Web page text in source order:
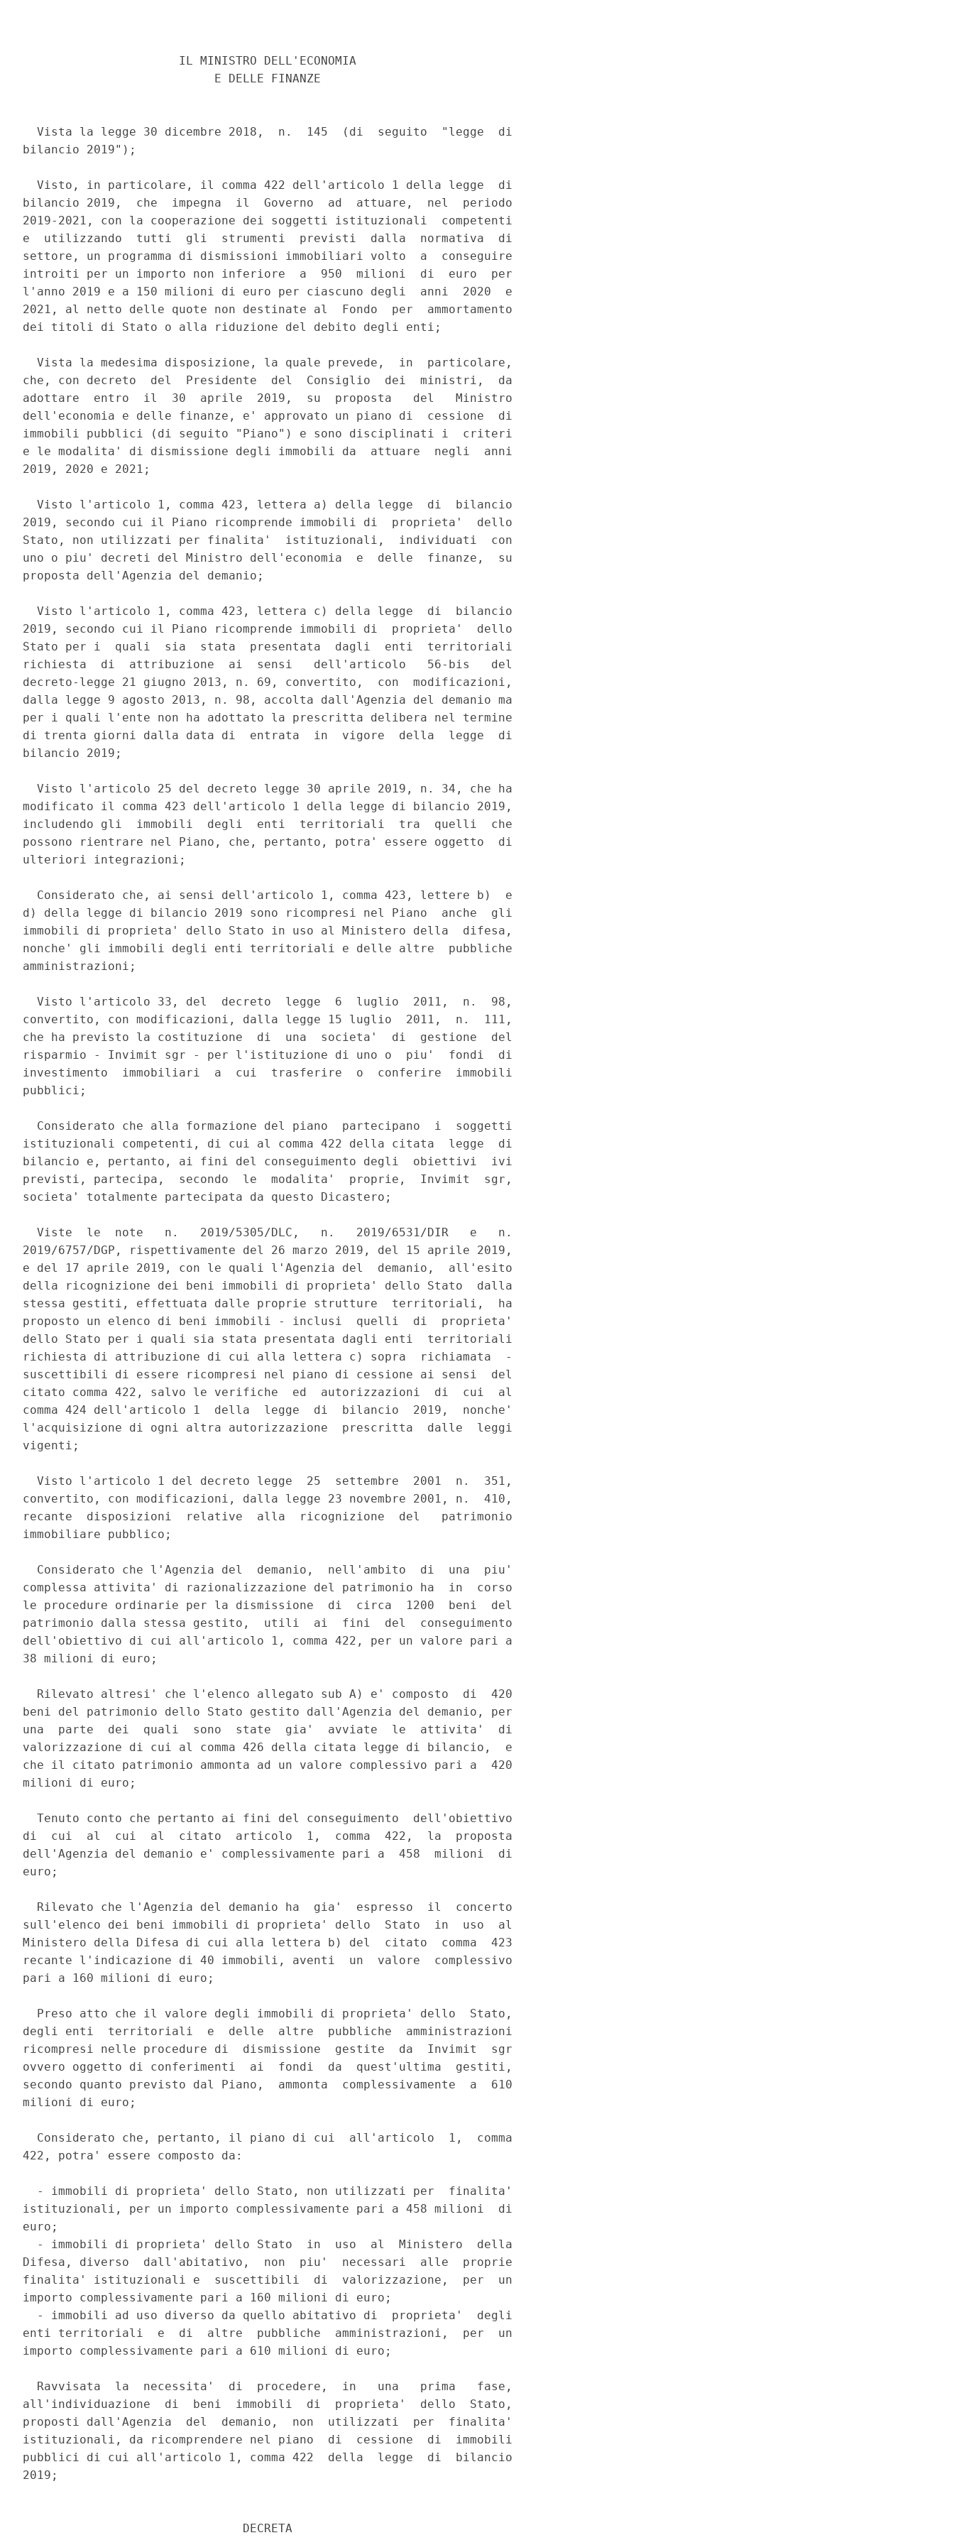
                      IL MINISTRO DELL'ECONOMIA
                           E DELLE FINANZE
  Vista la legge 30 dicembre 2018,  n.  145  (di  seguito  "legge  di
bilancio 2019");
  Visto, in particolare, il comma 422 dell'articolo 1 della legge  di
bilancio 2019,  che  impegna  il  Governo  ad  attuare,  nel  periodo
2019-2021, con la cooperazione dei soggetti istituzionali  competenti
e  utilizzando  tutti  gli  strumenti  previsti  dalla  normativa  di
settore, un programma di dismissioni immobiliari volto  a  conseguire
introiti per un importo non inferiore  a  950  milioni  di  euro  per
l'anno 2019 e a 150 milioni di euro per ciascuno degli  anni  2020  e
2021, al netto delle quote non destinate al  Fondo  per  ammortamento
dei titoli di Stato o alla riduzione del debito degli enti;
  Vista la medesima disposizione, la quale prevede,  in  particolare,
che, con decreto  del  Presidente  del  Consiglio  dei  ministri,  da
adottare  entro  il  30  aprile  2019,  su  proposta   del   Ministro
dell'economia e delle finanze, e' approvato un piano di  cessione  di
immobili pubblici (di seguito "Piano") e sono disciplinati i  criteri
e le modalita' di dismissione degli immobili da  attuare  negli  anni
2019, 2020 e 2021;
  Visto l'articolo 1, comma 423, lettera a) della legge  di  bilancio
2019, secondo cui il Piano ricomprende immobili di  proprieta'  dello
Stato, non utilizzati per finalita'  istituzionali,  individuati  con
uno o piu' decreti del Ministro dell'economia  e  delle  finanze,  su
proposta dell'Agenzia del demanio;
  Visto l'articolo 1, comma 423, lettera c) della legge  di  bilancio
2019, secondo cui il Piano ricomprende immobili di  proprieta'  dello
Stato per i  quali  sia  stata  presentata  dagli  enti  territoriali
richiesta  di  attribuzione  ai  sensi   dell'articolo   56-bis   del
decreto-legge 21 giugno 2013, n. 69, convertito,  con  modificazioni,
dalla legge 9 agosto 2013, n. 98, accolta dall'Agenzia del demanio ma
per i quali l'ente non ha adottato la prescritta delibera nel termine
di trenta giorni dalla data di  entrata  in  vigore  della  legge  di
bilancio 2019;
  Visto l'articolo 25 del decreto legge 30 aprile 2019, n. 34, che ha
modificato il comma 423 dell'articolo 1 della legge di bilancio 2019,
includendo gli  immobili  degli  enti  territoriali  tra  quelli  che
possono rientrare nel Piano, che, pertanto, potra' essere oggetto  di
ulteriori integrazioni;
  Considerato che, ai sensi dell'articolo 1, comma 423, lettere b)  e
d) della legge di bilancio 2019 sono ricompresi nel Piano  anche  gli
immobili di proprieta' dello Stato in uso al Ministero della  difesa,
nonche' gli immobili degli enti territoriali e delle altre  pubbliche
amministrazioni;
  Visto l'articolo 33, del  decreto  legge  6  luglio  2011,  n.  98,
convertito, con modificazioni, dalla legge 15 luglio  2011,  n.  111,
che ha previsto la costituzione  di  una  societa'  di  gestione  del
risparmio - Invimit sgr - per l'istituzione di uno o  piu'  fondi  di
investimento  immobiliari  a  cui  trasferire  o  conferire  immobili
pubblici;
  Considerato che alla formazione del piano  partecipano  i  soggetti
istituzionali competenti, di cui al comma 422 della citata  legge  di
bilancio e, pertanto, ai fini del conseguimento degli  obiettivi  ivi
previsti, partecipa,  secondo  le  modalita'  proprie,  Invimit  sgr,
societa' totalmente partecipata da questo Dicastero;
  Viste  le  note   n.   2019/5305/DLC,   n.   2019/6531/DIR   e   n.
2019/6757/DGP, rispettivamente del 26 marzo 2019, del 15 aprile 2019,
e del 17 aprile 2019, con le quali l'Agenzia del  demanio,  all'esito
della ricognizione dei beni immobili di proprieta' dello Stato  dalla
stessa gestiti, effettuata dalle proprie strutture  territoriali,  ha
proposto un elenco di beni immobili - inclusi  quelli  di  proprieta'
dello Stato per i quali sia stata presentata dagli enti  territoriali
richiesta di attribuzione di cui alla lettera c) sopra  richiamata  -
suscettibili di essere ricompresi nel piano di cessione ai sensi  del
citato comma 422, salvo le verifiche  ed  autorizzazioni  di  cui  al
comma 424 dell'articolo 1  della  legge  di  bilancio  2019,  nonche'
l'acquisizione di ogni altra autorizzazione  prescritta  dalle  leggi
vigenti;
  Visto l'articolo 1 del decreto legge  25  settembre  2001  n.  351,
convertito, con modificazioni, dalla legge 23 novembre 2001, n.  410,
recante  disposizioni  relative  alla  ricognizione  del   patrimonio
immobiliare pubblico;
  Considerato che l'Agenzia del  demanio,  nell'ambito  di  una  piu'
complessa attivita' di razionalizzazione del patrimonio ha  in  corso
le procedure ordinarie per la dismissione  di  circa  1200  beni  del
patrimonio dalla stessa gestito,  utili  ai  fini  del  conseguimento
dell'obiettivo di cui all'articolo 1, comma 422, per un valore pari a
38 milioni di euro;
  Rilevato altresi' che l'elenco allegato sub A) e' composto  di  420
beni del patrimonio dello Stato gestito dall'Agenzia del demanio, per
una  parte  dei  quali  sono  state  gia'  avviate  le  attivita'  di
valorizzazione di cui al comma 426 della citata legge di bilancio,  e
che il citato patrimonio ammonta ad un valore complessivo pari a  420
milioni di euro;
  Tenuto conto che pertanto ai fini del conseguimento  dell'obiettivo
di  cui  al  cui  al  citato  articolo  1,  comma  422,  la  proposta
dell'Agenzia del demanio e' complessivamente pari a  458  milioni  di
euro;
  Rilevato che l'Agenzia del demanio ha  gia'  espresso  il  concerto
sull'elenco dei beni immobili di proprieta' dello  Stato  in  uso  al
Ministero della Difesa di cui alla lettera b) del  citato  comma  423
recante l'indicazione di 40 immobili, aventi  un  valore  complessivo
pari a 160 milioni di euro;
  Preso atto che il valore degli immobili di proprieta' dello  Stato,
degli enti  territoriali  e  delle  altre  pubbliche  amministrazioni
ricompresi nelle procedure di  dismissione  gestite  da  Invimit  sgr
ovvero oggetto di conferimenti  ai  fondi  da  quest'ultima  gestiti,
secondo quanto previsto dal Piano,  ammonta  complessivamente  a  610
milioni di euro;
  Considerato che, pertanto, il piano di cui  all'articolo  1,  comma
422, potra' essere composto da:
  - immobili di proprieta' dello Stato, non utilizzati per  finalita'
istituzionali, per un importo complessivamente pari a 458 milioni  di
euro;
  - immobili di proprieta' dello Stato  in  uso  al  Ministero  della
Difesa, diverso  dall'abitativo,  non  piu'  necessari  alle  proprie
finalita' istituzionali e  suscettibili  di  valorizzazione,  per  un
importo complessivamente pari a 160 milioni di euro;
  - immobili ad uso diverso da quello abitativo di  proprieta'  degli
enti territoriali  e  di  altre  pubbliche  amministrazioni,  per  un
importo complessivamente pari a 610 milioni di euro;
  Ravvisata  la  necessita'  di  procedere,  in   una   prima   fase,
all'individuazione  di  beni  immobili  di  proprieta'  dello  Stato,
proposti dall'Agenzia  del  demanio,  non  utilizzati  per  finalita'
istituzionali, da ricomprendere nel piano  di  cessione  di  immobili
pubblici di cui all'articolo 1, comma 422  della  legge  di  bilancio
2019;
                               DECRETA